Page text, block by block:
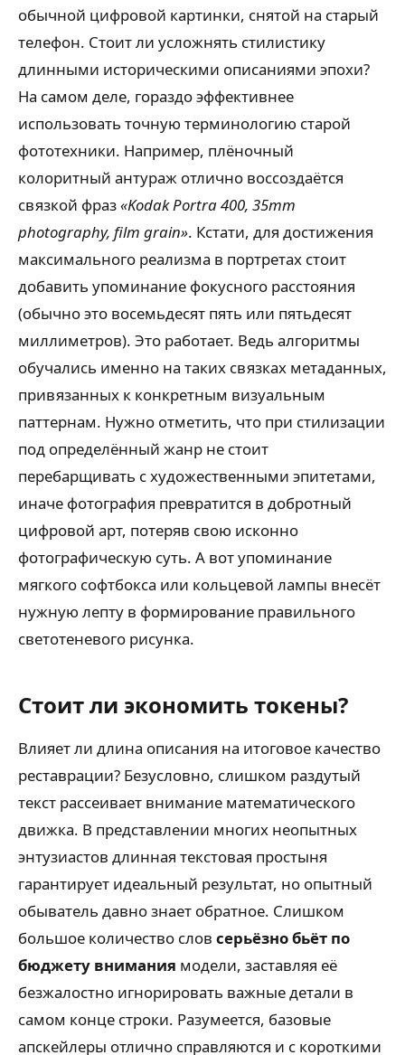
обычной цифровой картинки, снятой на старый
телефон. Стоит ли усложнять стилистику
длинными историческими описаниями эпохи?
На самом деле, гораздо эффективнее
использовать точную терминологию старой
фототехники. Например, плёночный
колоритный антураж отлично воссоздаётся
связкой фраз«Kodak Portra 400, 35mm
photography, film grain». Кстати, для достижения
максимального реализма в портретах стоит
добавить упоминание фокусного расстояния
(обычно это восемьдесят пять или пятьдесят
миллиметров). Это работает. Ведь алгоритмы
обучались именно на таких связках метаданных,
привязанных к конкретным визуальным
паттернам. Нужно отметить, что при стилизации
под определённый жанр не стоит
перебарщивать с художественными эпитетами,
иначе фотография превратится в добротный
цифровой арт, потеряв свою исконно
фотографическую суть. А вот упоминание
мягкого софтбокса или кольцевой лампы внесёт
нужную лепту в формирование правильного
светотеневого рисунка.
Стоит ли экономить токены?
Влияет ли длина описания на итоговое качество
реставрации? Безусловно, слишком раздутый
текст рассеивает внимание математического
движка. В представлении многих неопытных
энтузиастов длинная текстовая простыня
гарантирует идеальный результат, но опытный
обыватель давно знает обратное. Слишком
большое количество слов серьёзно бьёт по
бюджету внимания модели, заставляя её
безжалостно игнорировать важные детали в
самом конце строки. Разумеется, базовые
апскейлеры отлично справляются и с короткими